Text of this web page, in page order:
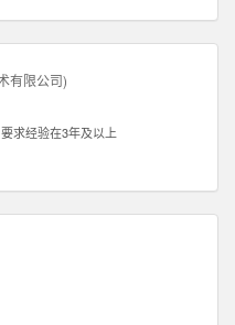
有限公司)
求经验在3年及以上